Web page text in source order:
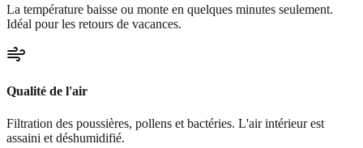
La température baisse ou monte en quelques minutes seulement.
Idéal pour les retours de vacances.
Qualité de l'air
Filtration des poussières, pollens et bactéries. L'air intérieur est
assaini et déshumidifié.